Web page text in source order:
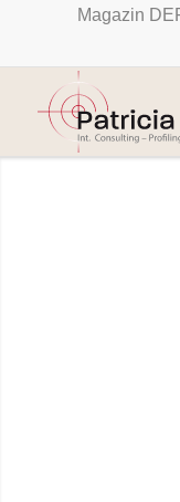
Magazin